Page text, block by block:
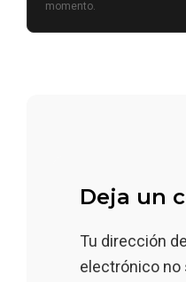
momento.
Deja un
Tu dirección
electrónico no